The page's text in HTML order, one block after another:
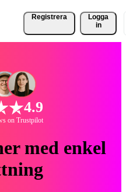
Registrera
Logga
in
4.9
on Trustpilot
med enkel